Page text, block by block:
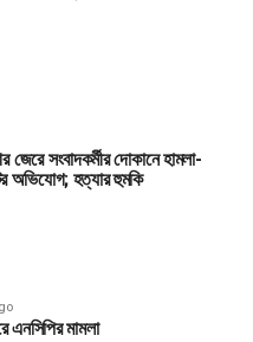
সংবাদকর্মীর দোকানে হামলা-
অভিযোগ; হত্যার হুমকি
মামলা